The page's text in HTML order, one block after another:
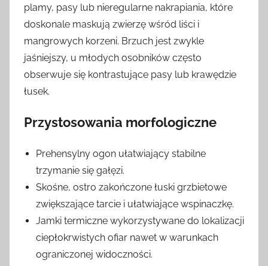
plamy, pasy lub nieregularne nakrapiania, które
doskonale maskują zwierzę wśród liści i
mangrowych korzeni. Brzuch jest zwykle
jaśniejszy, u młodych osobników często
obserwuje się kontrastujące pasy lub krawędzie
łusek.
Przystosowania morfologiczne
Prehensylny ogon ułatwiający stabilne
trzymanie się gałęzi.
Skośne, ostro zakończone łuski grzbietowe
zwiększające tarcie i ułatwiające wspinaczkę.
Jamki termiczne wykorzystywane do lokalizacji
ciepłokrwistych ofiar nawet w warunkach
ograniczonej widoczności.